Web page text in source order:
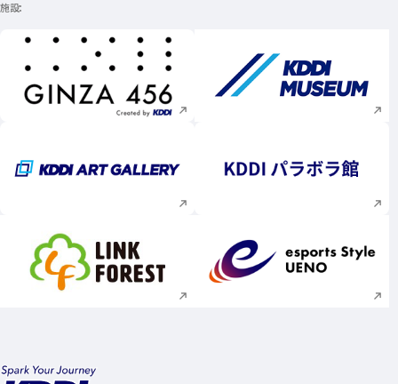
施設
新規ウィンドウで開く 新規ウィンドウで
新規ウィンドウで開く 新規ウィンドウで
新規ウィンドウで開く 新規ウィンドウで